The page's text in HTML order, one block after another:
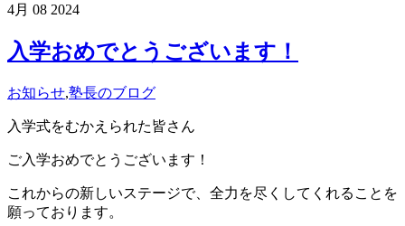
4月 08 2024
入学おめでとうございます！
お知らせ,塾長のブログ
入学式をむかえられた皆さん
ご入学おめでとうございます！
これからの新しいステージで、全力を尽くしてくれることを
願っております。